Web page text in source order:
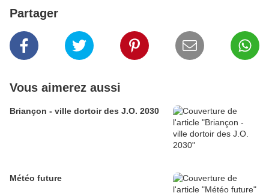
Partager
Vous aimerez aussi
Briançon - ville dortoir des J.O. 2030
Météo future